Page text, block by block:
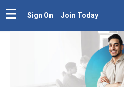
Sign On Join Today